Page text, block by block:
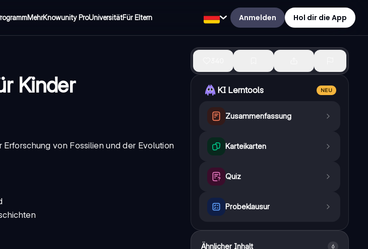
MehrKnowunity ProUniversitätFür Eltern Anmelden Hol dir die App
Kinder
von Fossilien und der Evolution
KI Lerntools NEU
Zusammenfassung
Karteikarten
Quiz
Probeklausur
Ähnlicher Inhalt 6